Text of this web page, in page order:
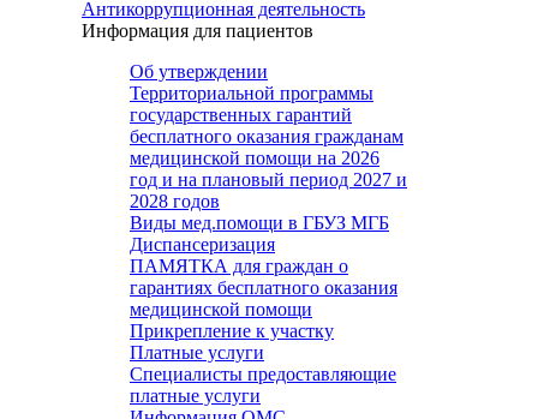
Антикоррупционная деятельность
Информация для пациентов
Об утверждении
Территориальной программы
государственных гарантий
бесплатного оказания гражданам
медицинской помощи на 2026
год и на плановый период 2027 и
2028 годов
Виды мед.помощи в ГБУЗ МГБ
Диспансеризация
ПАМЯТКА для граждан о
гарантиях бесплатного оказания
медицинской помощи
Прикрепление к участку
Платные услуги
Специалисты предоставляющие
платные услуги